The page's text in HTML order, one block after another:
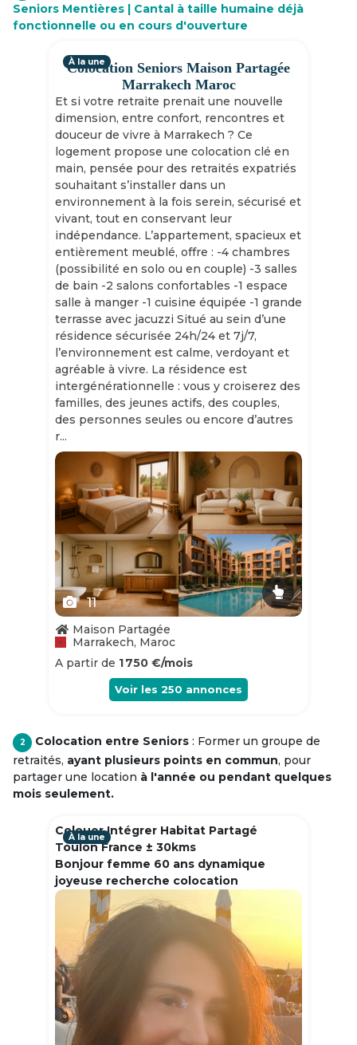
Seniors Mentières | Cantal à taille humaine déjà
fonctionnelle ou en cours d'ouverture
Colocation Seniors Maison Partagée
Marrakech Maroc
Et si votre retraite prenait une nouvelle
dimension, entre confort, rencontres et
douceur de vivre à Marrakech ? Ce
logement propose une colocation clé en
main, pensée pour des retraités expatriés
souhaitant s’installer dans un
environnement à la fois serein, sécurisé et
vivant, tout en conservant leur
indépendance. L’appartement, spacieux et
entièrement meublé, offre : -4 chambres
(possibilité en solo ou en couple) -3 salles
de bain -2 salons confortables -1 espace
salle à manger -1 cuisine équipée -1 grande
terrasse avec jacuzzi Situé au sein d’une
résidence sécurisée 24h/24 et 7j/7,
l’environnement est calme, verdoyant et
agréable à vivre. La résidence est
intergénérationnelle : vous y croiserez des
familles, des jeunes actifs, des couples,
des personnes seules ou encore d’autres
r...
À la une
Slide 1 of 11
11
Maison Partagée
Marrakech, Maroc
A partir de 1 750 €/mois
Voir les 250 annonces
2 Colocation entre Seniors : Former un groupe de
retraités, ayant plusieurs points en commun, pour
partager une location à l'année ou pendant quelques
mois seulement.
Colouer Intégrer Habitat Partagé
Toulon France ± 30kms
Bonjour femme 60 ans dynamique
joyeuse recherche colocation
À la une